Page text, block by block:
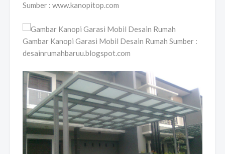
Sumber : www.kanopitop.com
Gambar Kanopi Garasi Mobil Desain Rumah Sumber :
desainrumahbaruu.blogspot.com